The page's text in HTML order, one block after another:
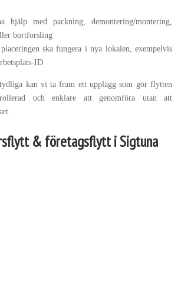
med packning, demontering/montering,
bortforsling
ska fungera i nya lokalen, exempelvis
ID
kan vi ta fram ett upplägg som gör flytten
och enklare att genomföra utan att
& företagsflytt i Sigtuna